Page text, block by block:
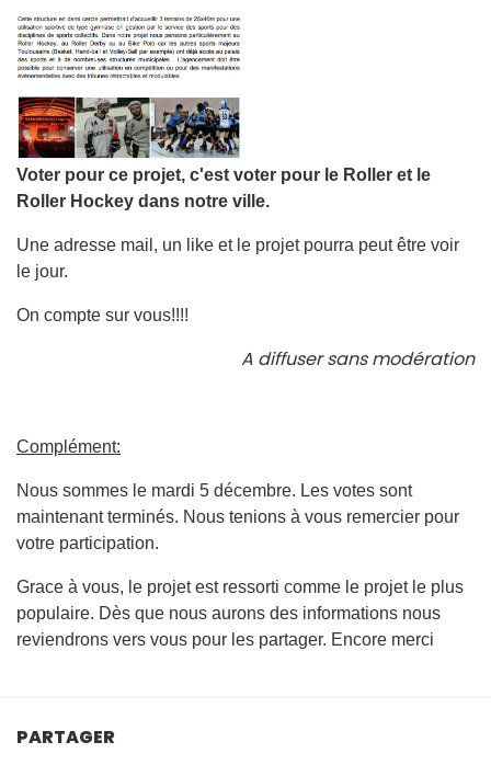
Voter pour ce projet, c'est voter pour le Roller et le
Roller Hockey dans notre ville.
Une adresse mail, un like et le projet pourra peut être voir
le jour.
On compte sur vous!!!!
A diffuser sans modération
Complément:
Nous sommes le mardi 5 décembre. Les votes sont
maintenant terminés. Nous tenions à vous remercier pour
votre participation.
Grace à vous, le projet est ressorti comme le projet le plus
populaire. Dès que nous aurons des informations nous
reviendrons vers vous pour les partager. Encore merci
PARTAGER